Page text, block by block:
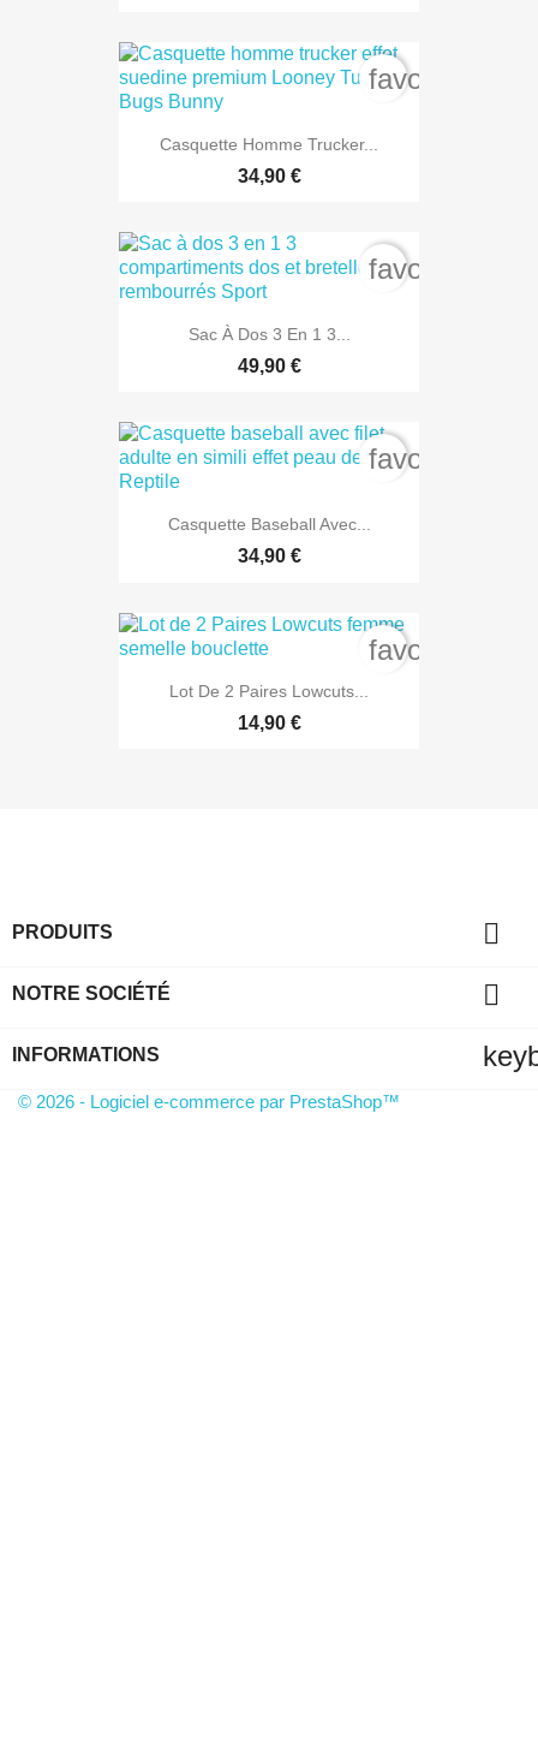
Casquette Homme Trucker...
34,90 €
Sac À Dos 3 En 1 3...
49,90 €
Casquette Baseball Avec...
34,90 €
Lot De 2 Paires Lowcuts...
14,90 €
PRODUITS 
NOTRE SOCIÉTÉ 
INFORMATIONS
© 2026 - Logiciel e-commerce par PrestaShop™